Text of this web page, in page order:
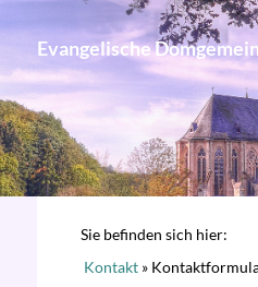
Evangelische
Sie befinden sich hier:
Kontakt»